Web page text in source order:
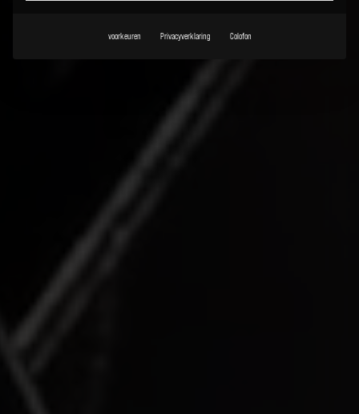
voorkeuren Privacyverklaring Colofon